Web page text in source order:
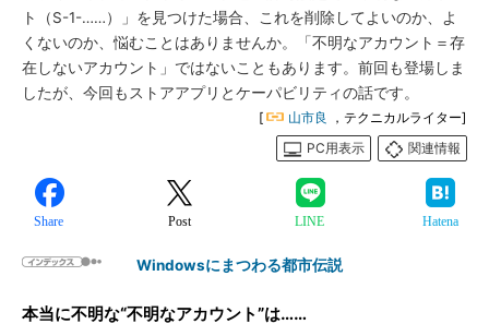
ト（S-1-……）」を見つけた場合、これを削除してよいのか、よ
くないのか、悩むことはありませんか。「不明なアカウント＝存
在しないアカウント」ではないこともあります。前回も登場しま
したが、今回もストアアプリとケーパビリティの話です。
[ 山市良
，テクニカルライター]
PC用表示
関連情報
Share Post LINE Hatena
Windowsにまつわる都市伝説
本当に不明な“不明なアカウント”は……